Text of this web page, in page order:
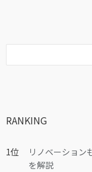
RANKING
リノベーション
を解説